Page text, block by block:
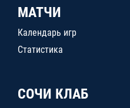
МАТЧИ
Календарь игр
Статистика
СОЧИ КЛАБ